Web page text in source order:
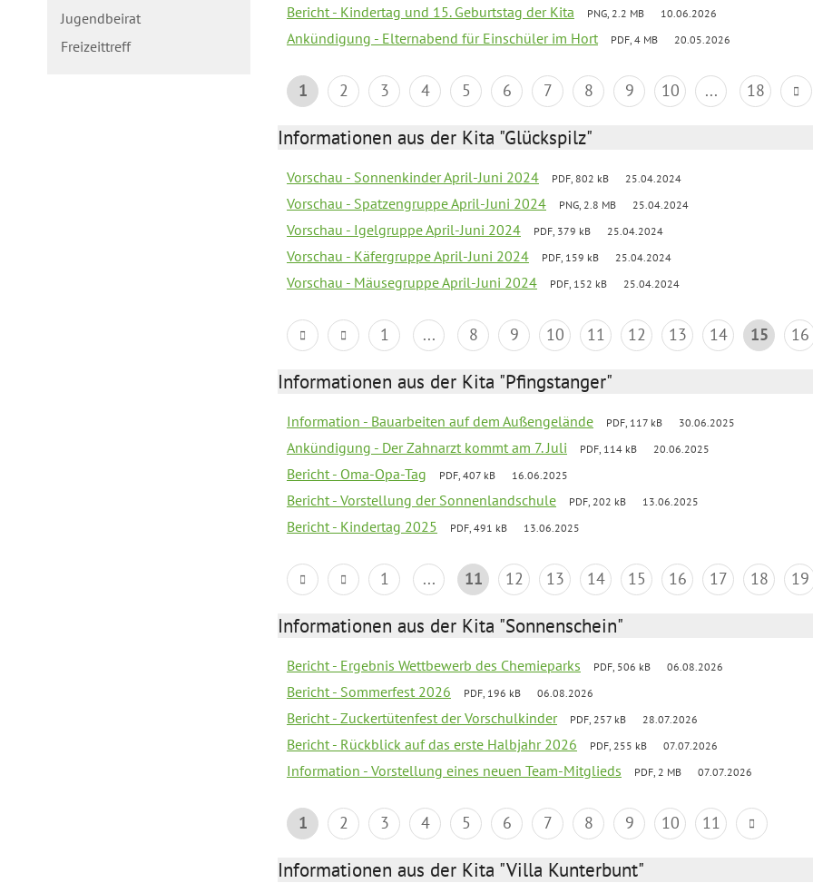
Jugendbeirat
Freizeittreff
Bericht - Kindertag und 15. Geburtstag der Kita PNG, 2.2 MB 10.06.2026
Ankündigung - Elternabend für Einschüler im Hort PDF, 4 MB 20.05.2026
1 2 3 4 5 6 7 8 9 10 ... 18
Informationen aus der Kita "Glückspilz"
Vorschau - Sonnenkinder April-Juni 2024 PDF, 802 kB 25.04.2024
Vorschau - Spatzengruppe April-Juni 2024 PNG, 2.8 MB 25.04.2024
Vorschau - Igelgruppe April-Juni 2024 PDF, 379 kB 25.04.2024
Vorschau - Käfergruppe April-Juni 2024 PDF, 159 kB 25.04.2024
Vorschau - Mäusegruppe April-Juni 2024 PDF, 152 kB 25.04.2024
1 ... 8 9 10 11 12 13 14 15 16
Informationen aus der Kita "Pfingstanger"
Information - Bauarbeiten auf dem Außengelände PDF, 117 kB 30.06.2025
Ankündigung - Der Zahnarzt kommt am 7. Juli PDF, 114 kB 20.06.2025
Bericht - Oma-Opa-Tag PDF, 407 kB 16.06.2025
Bericht - Vorstellung der Sonnenlandschule PDF, 202 kB 13.06.2025
Bericht - Kindertag 2025 PDF, 491 kB 13.06.2025
1 ... 11 12 13 14 15 16 17 18 19
Informationen aus der Kita "Sonnenschein"
Bericht - Ergebnis Wettbewerb des Chemieparks PDF, 506 kB 06.08.2026
Bericht - Sommerfest 2026 PDF, 196 kB 06.08.2026
Bericht - Zuckertütenfest der Vorschulkinder PDF, 257 kB 28.07.2026
Bericht - Rückblick auf das erste Halbjahr 2026 PDF, 255 kB 07.07.2026
Information - Vorstellung eines neuen Team-Mitglieds PDF, 2 MB 07.07.2026
1 2 3 4 5 6 7 8 9 10 11
Informationen aus der Kita "Villa Kunterbunt"